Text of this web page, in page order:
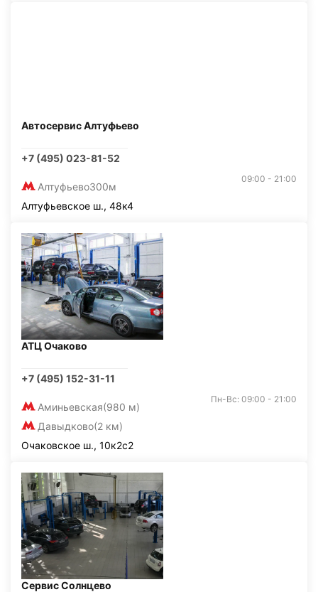
Автосервис Алтуфьево
+7 (495) 023-81-52
Алтуфьево300м
09:00 - 21:00
Алтуфьевское ш., 48к4
АТЦ Очаково
+7 (495) 152-31-11
Аминьевская(980 м)
Давыдково(2 км)
Пн-Вс: 09:00 - 21:00
Очаковское ш., 10к2с2
Сервис Солнцево